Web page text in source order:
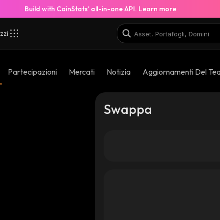
Build with CoinStats’ all-in-one API. Learn more
Partecipazioni Mercati Notizia Aggiornamenti Del
Swappa